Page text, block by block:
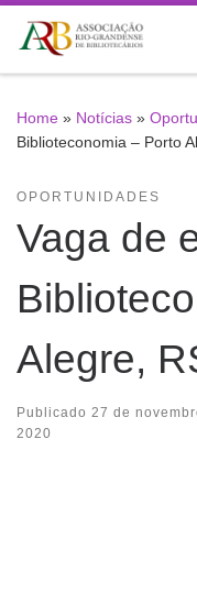
Skip to content
Home » Notícias »
Biblioteconomia – Porto
OPORTUNIDADES
Vaga de
Alegre,
Publicado 27 de
2020